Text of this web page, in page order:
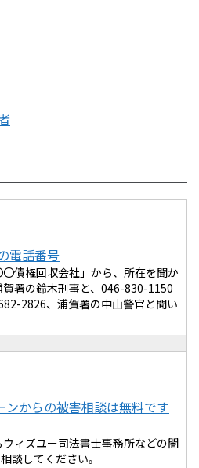
電話番号
債権回収会社」から、所在を聞か
署の鈴木刑事と、046-830-1150
2826、浦賀署の中山警官と聞い
ンからの被害相談は無料です
ィズユー司法書士事務所などの闇
談してください。